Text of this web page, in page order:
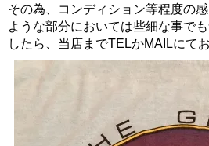
その為、コンディション等程度の
ような部分においては些細な事で
したら、当店までTELかMAILにて